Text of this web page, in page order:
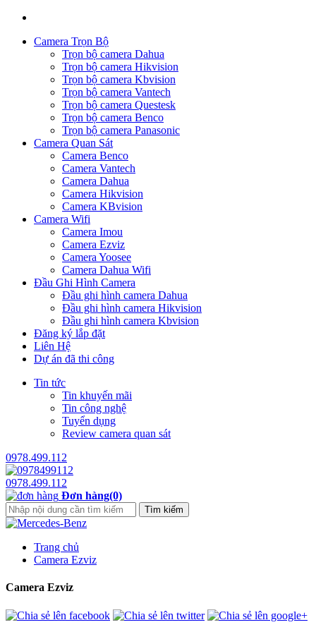
Camera Trọn Bộ
Trọn bộ camera Dahua
Trọn bộ camera Hikvision
Trọn bộ camera Kbvision
Trọn bộ camera Vantech
Trọn bộ camera Questesk
Trọn bộ camera Benco
Trọn bộ camera Panasonic
Camera Quan Sát
Camera Benco
Camera Vantech
Camera Dahua
Camera Hikvision
Camera KBvision
Camera Wifi
Camera Imou
Camera Ezviz
Camera Yoosee
Camera Dahua Wifi
Đầu Ghi Hình Camera
Đầu ghi hình camera Dahua
Đầu ghi hình camera Hikvision
Đầu ghi hình camera Kbvision
Đăng ký lắp đặt
Liên Hệ
Dự án đã thi công
Tin tức
Tin khuyến mãi
Tin công nghệ
Tuyển dụng
Review camera quan sát
0978.499.112
0978.499.112
Đơn hàng(0)
Trang chủ
Camera Ezviz
Camera Ezviz